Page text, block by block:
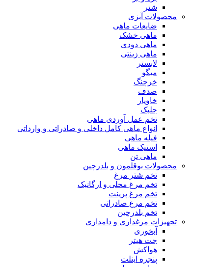
شتر
محصولات آبزی
ضایعات ماهی
ماهی خشک
ماهی دودی
ماهی زینتی
لابستر
میگو
خرچنگ
صدف
خاویار
جلبک
تخم عمل آوردی ماهی
انواع ماهی کامل داخلی و صادراتی و وارداتی
فیله ماهی
استیک ماهی
ماهی تن
محصولات بوقلمون و بلدرچین
تخم شتر مرغ
تخم مرغ محلی و ارگانیک
تخم مرغ پرینت
تخم مرغ صادراتی
تخم بلدرچین
تجهیزات مرغداری و دامداری
آبخوری
جت هیتر
هواکش
پنجره اینلت